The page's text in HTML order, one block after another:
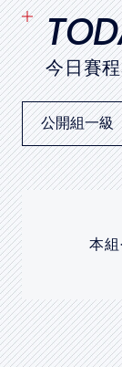
POLICY
隱私權政策
網站使用條款
LINK
今日賽
本